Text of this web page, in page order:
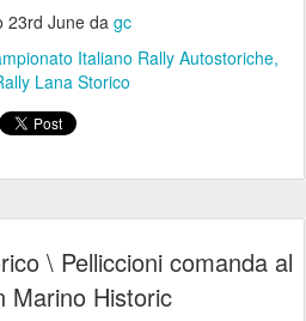
23rd Juneda gc
Italiano Rally Autostoriche
Lana Storico
\ Pelliccioni comanda al
Marino Historic